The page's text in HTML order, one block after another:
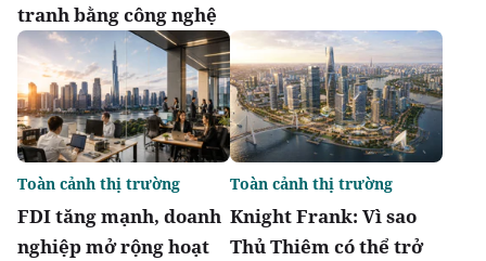
tranh bằng công nghệ
FDI tăng mạnh, doanh
nghiệp mở rộng hoạt
Toàn cảnh thị trường
Knight Frank: Vì sao
Thủ Thiêm có thể trở
Toàn cảnh thị trường